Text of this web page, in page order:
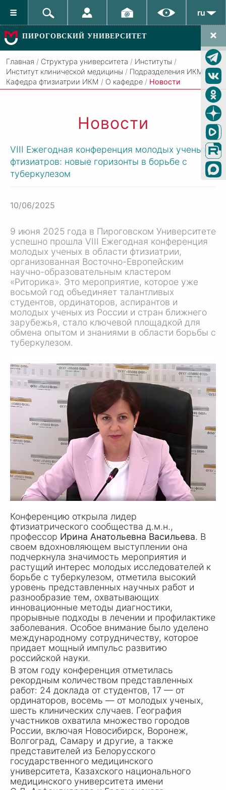
ru
ПИРОГОВСКИЙ УНИВЕРСИТЕТ
Главная / Структура университета / Институты /
Институт клинической медицины / Подразделения ИКМ /
Кафедра фтизиатрии ИКМ / О кафедре / Новости
Новости
VIII Ежегодная конференция молодых ученых-
фтизиатров: новые горизонты в борьбе с
туберкулезом
10/06/2025
9 июня 2025 года в Пироговском Университете
успешно прошла VIII Ежегодная конференция
молодых ученых в области фтизиатрии,
организованная Восточно-Европейским
научно-образовательным кластером
«Риторика». Это мероприятие, которое уже
восьмой год объединяет талантливых
студентов, ординаторов, аспирантов и
молодых ученых из России и стран ближнего
зарубежья, стало ключевой площадкой для
обмена опытом и знаниями в области борьбы с
туберкулезом.
Конференцию открыла лидер
фтизиатрического сообщества д.м.н.,
профессор Ирина Анатольевна Васильева. В
своем вдохновляющем выступлении она
подчеркнула значимость мероприятия и
растущий интерес молодых исследователей к
борьбе с туберкулезом, отметила высокий
уровень представленных научных работ и
разнообразие тем, охватывающих
инновационные методы диагностики,
прорывные подходы в лечении и профилактике
заболевания. Особое внимание было уделено
международному сотрудничеству, которое
придает мощный импульс развитию
российской науки.
В этом году конференция отметилась
рекордным количеством представленных
работ: 24 доклада от студентов, 17 — от
ординаторов, восемь — от молодых ученых,
шесть клинических случаев. География
участников охватила множество городов
России, включая Новосибирск, Воронеж,
Волгоград, Самару и другие, а также
представителей из Белорусского
государственного медицинского
университета, Казахского национального
медицинского университета имени